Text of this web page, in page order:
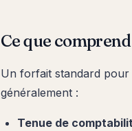
Ce que
Un forfait standard pour
généralement :
Tenue de